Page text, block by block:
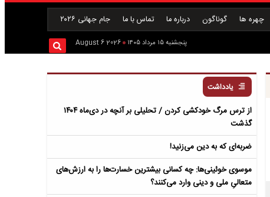
چهره ها گوناگون درباره ما تماس با ما جام جهانی ۲۰۲۶
پنجشنبه ۱۵ مرداد ۱۴۰۵ 2026 August 6
یادداشت
از ترس مرگ خودکشی کردن / تحلیلی بر آنچه در دی‌ماه ۱۴۰۴
گذشت
ضربه‌ای که به دین می‌زنید!
موسوی خوئینی‌ها: چه کسانی بیشترین خسارت‌ها را به ارزش‌های
متعالیِ ملی و دینی وارد می‌کنند؟